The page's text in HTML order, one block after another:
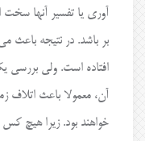
آوری یا تفسیر آنها
بر باشد. در نتیجه باعث
افتاده است. ولی بررسی
آن، معمولا باعث اتلاف
خواهند بود. زیرا هیچ